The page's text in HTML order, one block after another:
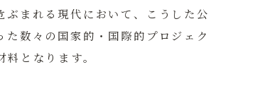
まれる現代において、こうした公
数々の国家的・国際的プロジェク
となります。